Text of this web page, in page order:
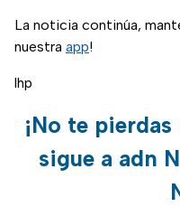
La noticia continúa,
nuestra app!
lhp
¡No te
sigue a adn